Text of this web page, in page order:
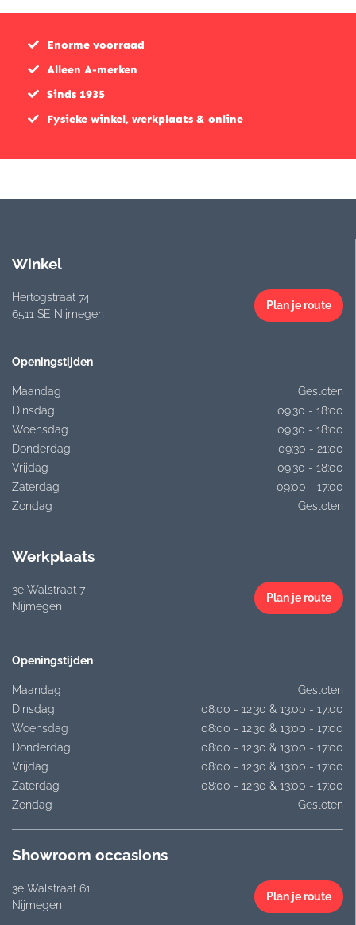
Enorme voorraad
Alleen A-merken
Sinds 1935
Fysieke winkel, werkplaats & online
Winkel
Hertogstraat 74
6511 SE Nijmegen
Plan je route
Openingstijden
Maandag
Gesloten
Dinsdag
09:30 - 18:00
Woensdag
09:30 - 18:00
Donderdag
09:30 - 21:00
Vrijdag
09:30 - 18:00
Zaterdag
09:00 - 17:00
Zondag
Gesloten
Werkplaats
3e Walstraat 7
Nijmegen
Plan je route
Openingstijden
Maandag
Gesloten
Dinsdag
08:00 - 12:30 & 13:00 - 17:00
Woensdag
08:00 - 12:30 & 13:00 - 17:00
Donderdag
08:00 - 12:30 & 13:00 - 17:00
Vrijdag
08:00 - 12:30 & 13:00 - 17:00
Zaterdag
08:00 - 12:30 & 13:00 - 17:00
Zondag
Gesloten
Showroom occasions
3e Walstraat 61
Nijmegen
Plan je route